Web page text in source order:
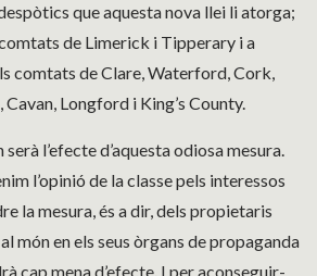
que aquesta nova llei li atorga;
de Limerick i Tipperary i a
comtats de Clare, Waterford, Cork,
Longford i King’s County.
l’efecte d’aquesta odiosa mesura.
l’opinió de la classe pels interessos
la mesura, és a dir, dels propietaris
món en els seus òrgans de propaganda
cap mena d’efecte. I per aconseguir-